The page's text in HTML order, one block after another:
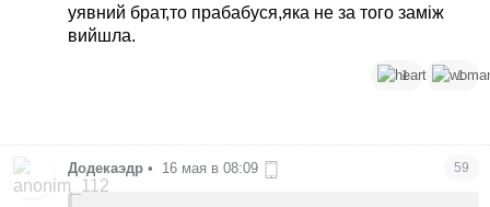
уявний брат,то прабабуся,яка не за того заміж
вийшла.
1 1
Додекаэдр • 16 мая в 08:09 59